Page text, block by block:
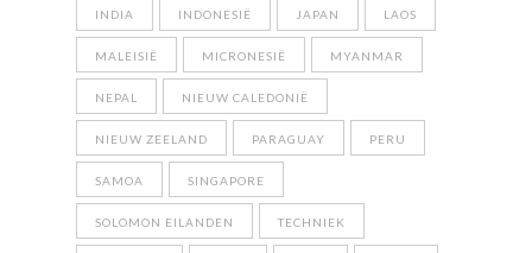
INDIA INDONESIË JAPAN LAOS
MALEISIË MICRONESIË MYANMAR
NEPAL NIEUW CALEDONIË
NIEUW ZEELAND PARAGUAY PERU
SAMOA SINGAPORE
SOLOMON EILANDEN TECHNIEK